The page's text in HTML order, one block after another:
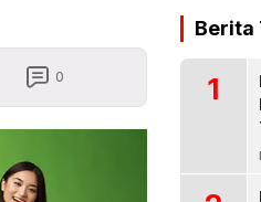
0
Berita
1